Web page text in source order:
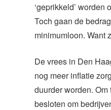
‘geprikkeld’
Toch gaan de
minimumloon. Want
De vrees in Den
nog meer inflatie
duurder worden.
besloten om